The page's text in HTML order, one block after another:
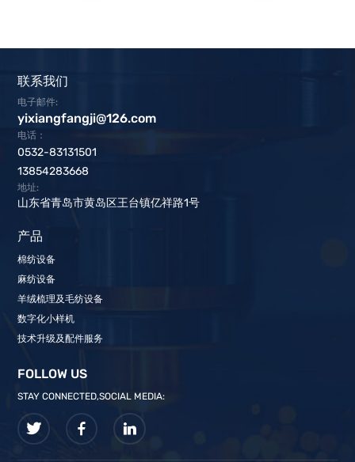
联系我们
电子邮件:
yixiangfangji@126.com
电话：
0532-83131501
13854283668
地址:
山东省青岛市黄岛区王台镇亿祥路1号
产品
棉纺设备
麻纺设备
羊绒梳理及毛纺设备
数字化小样机
技术升级及配件服务
FOLLOW US
STAY CONNECTED,SOCIAL MEDIA: